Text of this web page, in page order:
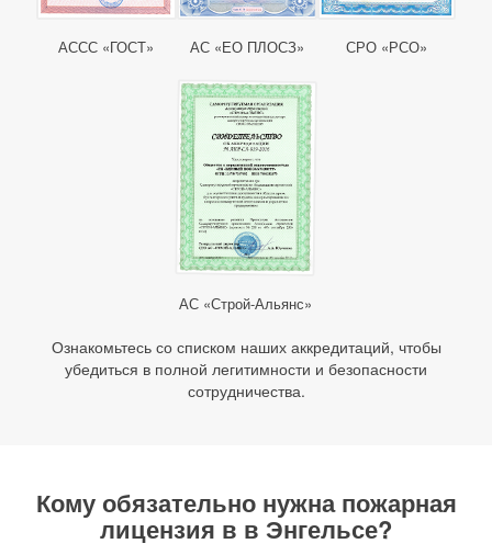
АССС «ГОСТ» АС «ЕО ПЛОСЗ» СРО «РСО»
АС «Строй-Альянс»
Ознакомьтесь со списком наших аккредитаций, чтобы
убедиться в полной легитимности и безопасности
сотрудничества.
Кому обязательно нужна пожарная
лицензия в в Энгельсе?